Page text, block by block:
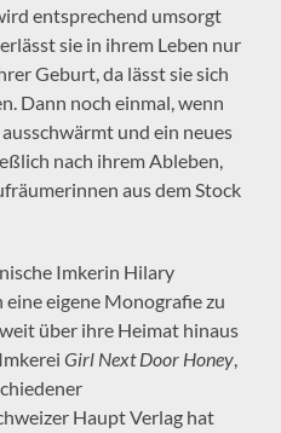
entsprechend umsorgt
sie in ihrem Leben nur
Geburt, da lässt sie sich
Dann noch einmal, wenn
und ein neues
nach ihrem Ableben,
aus dem Stock
Imkerin Hilary
eigene Monografie zu
über ihre Heimat hinaus
Girl Next Door Honey,
Haupt Verlag hat